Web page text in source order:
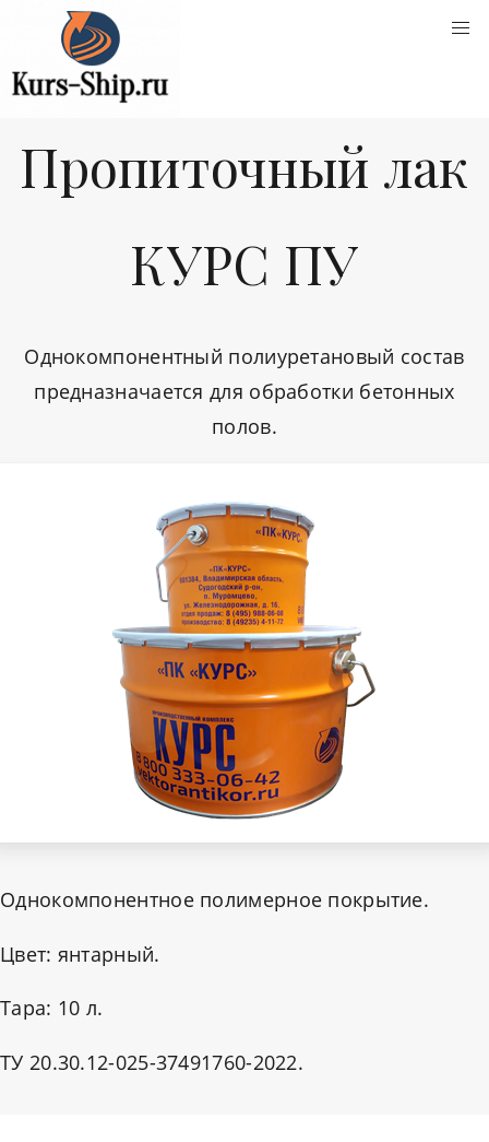
Пропиточный лак
КУРС ПУ
Однокомпонентный полиуретановый состав
предназначается для обработки бетонных
полов.
Однокомпонентное полимерное покрытие.
Цвет: янтарный.
Тара: 10 л.
ТУ 20.30.12-025-37491760-2022.